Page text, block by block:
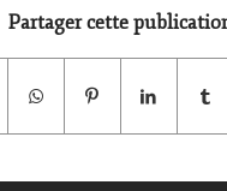
Partager cette